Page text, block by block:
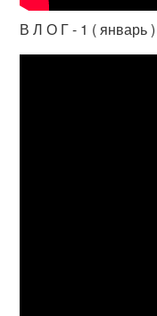
В Л О Г - 1 ( январь